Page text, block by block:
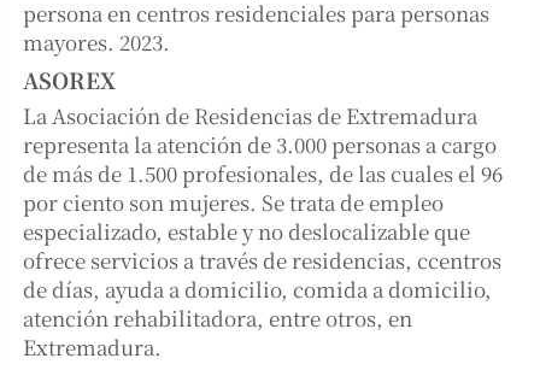
persona en centros residenciales para personas
mayores. 2023.
ASOREX
La Asociación de Residencias de Extremadura
representa la atención de 3.000 personas a cargo
de más de 1.500 profesionales, de las cuales el 96
por ciento son mujeres. Se trata de empleo
especializado, estable y no deslocalizable que
ofrece servicios a través de residencias, ccentros
de días, ayuda a domicilio, comida a domicilio,
atención rehabilitadora, entre otros, en
Extremadura.